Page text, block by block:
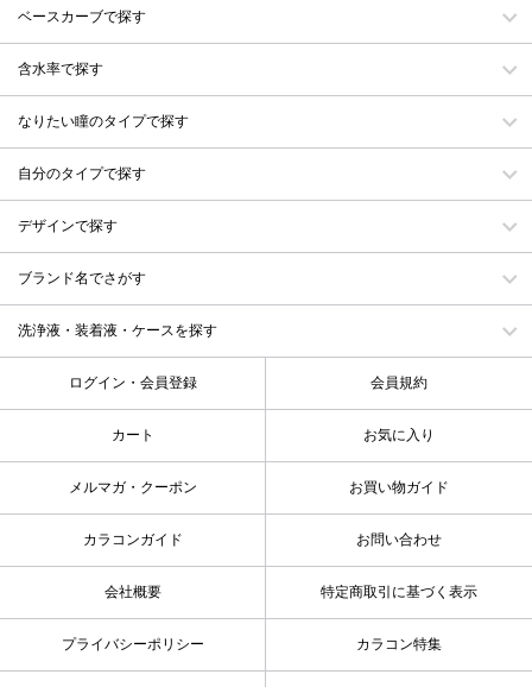
ベースカーブで探す
含水率で探す
なりたい瞳のタイプで探す
自分のタイプで探す
デザインで探す
ブランド名でさがす
洗浄液・装着液・ケースを探す
ログイン・会員登録 会員規約
カート お気に入り
メルマガ・クーポン お買い物ガイド
カラコンガイド お問い合わせ
会社概要 特定商取引に基づく表示
プライバシーポリシー カラコン特集